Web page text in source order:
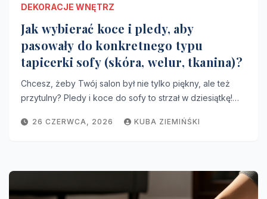
DEKORACJE WNĘTRZ
Jak wybierać koce i pledy, aby
pasowały do konkretnego typu
tapicerki sofy (skóra, welur, tkanina)?
Chcesz, żeby Twój salon był nie tylko piękny, ale też
przytulny? Pledy i koce do sofy to strzał w dziesiątkę!…
26 CZERWCA, 2026 KUBA ZIEMIŃŚKI